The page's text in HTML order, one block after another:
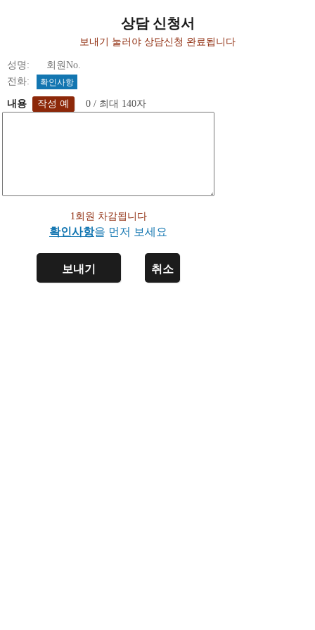
상담 신청서
보내기 눌러야 상담신청 완료됩니다
성명: 회원No.
전화:
확인사항
내용 0 / 최대 140자
1회원 차감됩니다
확인사항을 먼저 보세요